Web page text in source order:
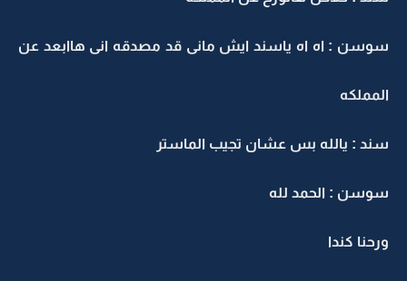
سوسن : اه اه ياسند ايش مانى قد مصدقه انى هاابعد عن
المملكه
سند : يالله بس عشان تجيب الماستر
سوسن : الحمد لله
ورحنا كندا